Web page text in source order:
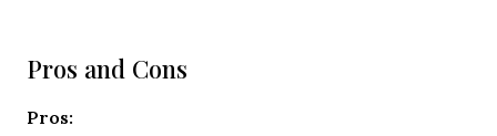
Pros and Cons
Pros: